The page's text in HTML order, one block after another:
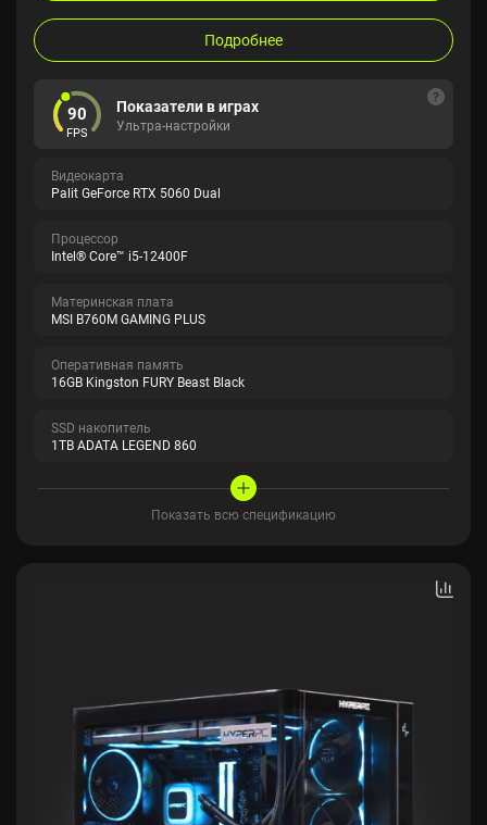
Подробнее
90
FPS
Показатели в играх
Ультра-настройки
Видеокарта
Palit GeForce RTX 5060 Dual
Процессор
Intel® Core™ i5-12400F
Материнская плата
MSI B760M GAMING PLUS
Оперативная память
16GB Kingston FURY Beast Black
SSD накопитель
1TB ADATA LEGEND 860
Показать всю спецификацию